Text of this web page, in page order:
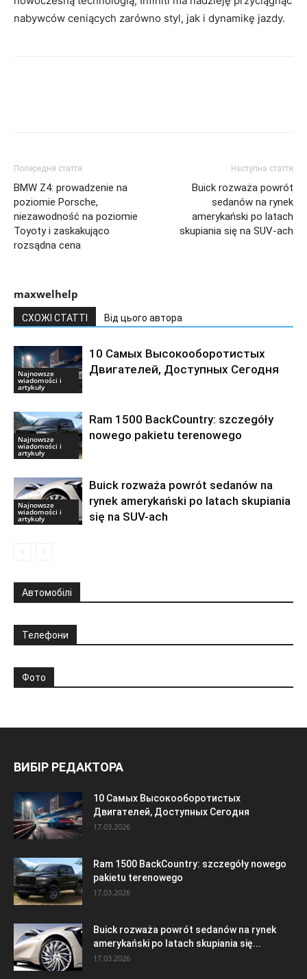
nabywców ceniących zarówno styl, jak i dynamikę jazdy.
Попередня стаття
BMW Z4: prowadzenie na
poziomie Porsche,
niezawodność na poziomie
Toyoty i zaskakująco
rozsądna cena
Наступна стаття
Buick rozważa powrót
sedanów na rynek
amerykański po latach
skupiania się na SUV-ach
maxwelhelp
СХОЖІ СТАТТІ Від цього автора
Najnowsze
wiadomości i
artykuły
10 Самых Высокооборотистых
Двигателей, Доступных Сегодня
Najnowsze
wiadomości i
artykuły
Ram 1500 BackCountry: szczegóły
nowego pakietu terenowego
Najnowsze
wiadomości i
artykuły
Buick rozważa powrót sedanów na
rynek amerykański po latach skupiania
się na SUV-ach
Автомобілі
Телефони
Фото
ВИБІР РЕДАКТОРА
10 Самых Высокооборотистых
Двигателей, Доступных Сегодня
17.03.2026
Ram 1500 BackCountry: szczegóły nowego
pakietu terenowego
17.03.2026
Buick rozważa powrót sedanów na rynek
amerykański po latach skupiania się...
17.03.2026